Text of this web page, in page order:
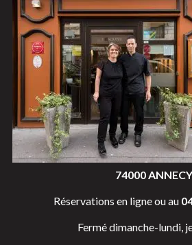
74000 ANNECY
Réservations en ligne ou au
Fermé dimanche-lundi,